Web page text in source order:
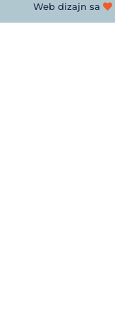
Web dizajn sa